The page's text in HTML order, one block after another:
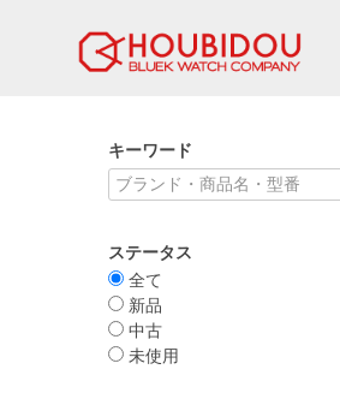
キーワード
ステータス
全て
新品
中古
未使用